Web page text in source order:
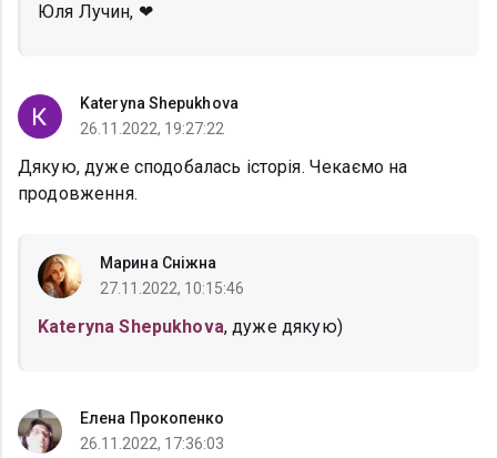
Юля Лучин, ❤
Kateryna Shepukhova
26.11.2022, 19:27:22
Дякую, дуже сподобалась історія. Чекаємо на
продовження.
Марина Сніжна
27.11.2022, 10:15:46
Kateryna Shepukhova, дуже дякую)
Елена Прокопенко
26.11.2022, 17:36:03